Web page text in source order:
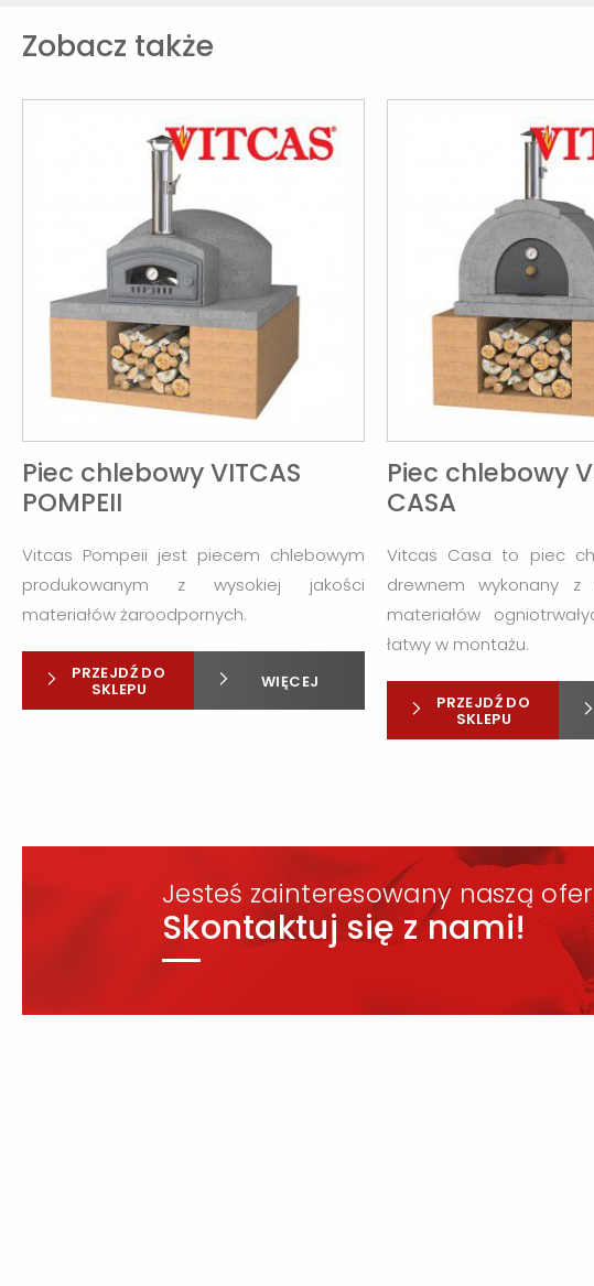
Zobacz także
Piec chlebowy VITCAS
POMPEII
Vitcas Pompeii jest piecem chlebowym
produkowanym z wysokiej jakości
materiałów żaroodpornych.
PRZEJDŹ DO
SKLEPU WIĘCEJ
Piec chlebowy
CASA
Vitcas Casa to piec
drewnem wykonany z
materiałów
łatwy w montażu.
PRZEJDŹ DO
SKLEPU
Jesteś zainteresowany naszą
Skontaktuj się z nami!